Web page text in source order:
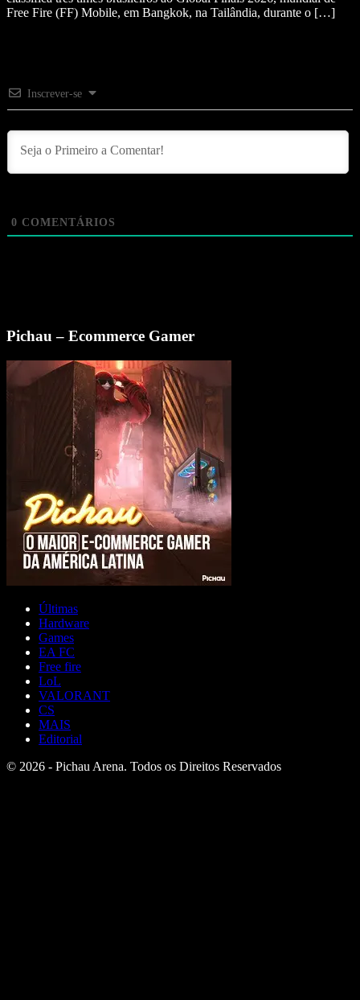
Free Fire (FF) Mobile, em Bangkok, na Tailândia, durante o […]
Inscrever-se
0 COMENTÁRIOS
Pichau – Ecommerce Gamer
Últimas
Hardware
Games
EA FC
Free fire
LoL
VALORANT
CS
MAIS
Editorial
© 2026 - Pichau Arena. Todos os Direitos Reservados